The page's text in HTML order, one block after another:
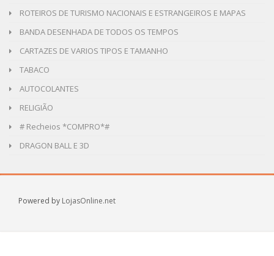
ROTEIROS DE TURISMO NACIONAIS E ESTRANGEIROS E MAPAS
BANDA DESENHADA DE TODOS OS TEMPOS
CARTAZES DE VARIOS TIPOS E TAMANHO
TABACO
AUTOCOLANTES
RELIGIÃO
# Recheios *COMPRO*#
DRAGON BALL E 3D
Powered by LojasOnline.net